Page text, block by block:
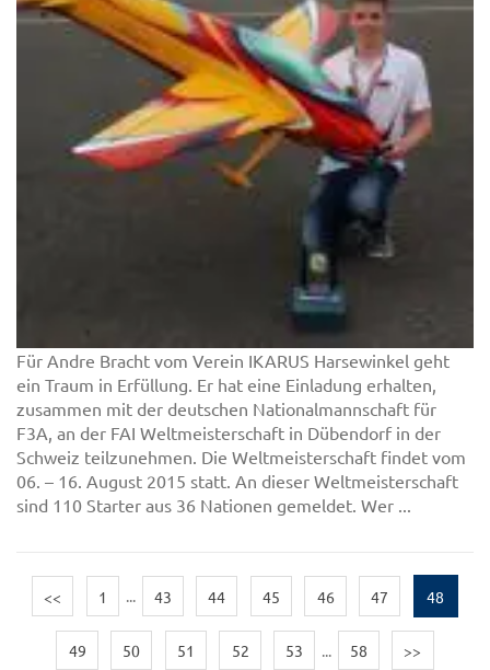
Für Andre Bracht vom Verein IKARUS Harsewinkel geht
ein Traum in Erfüllung. Er hat eine Einladung erhalten,
zusammen mit der deutschen Nationalmannschaft für
F3A, an der FAI Weltmeisterschaft in Dübendorf in der
Schweiz teilzunehmen. Die Weltmeisterschaft findet vom
06. – 16. August 2015 statt. An dieser Weltmeisterschaft
sind 110 Starter aus 36 Nationen gemeldet. Wer ...
<< 1 ... 43 44 45 46 47 48
49 50 51 52 53 ... 58 >>